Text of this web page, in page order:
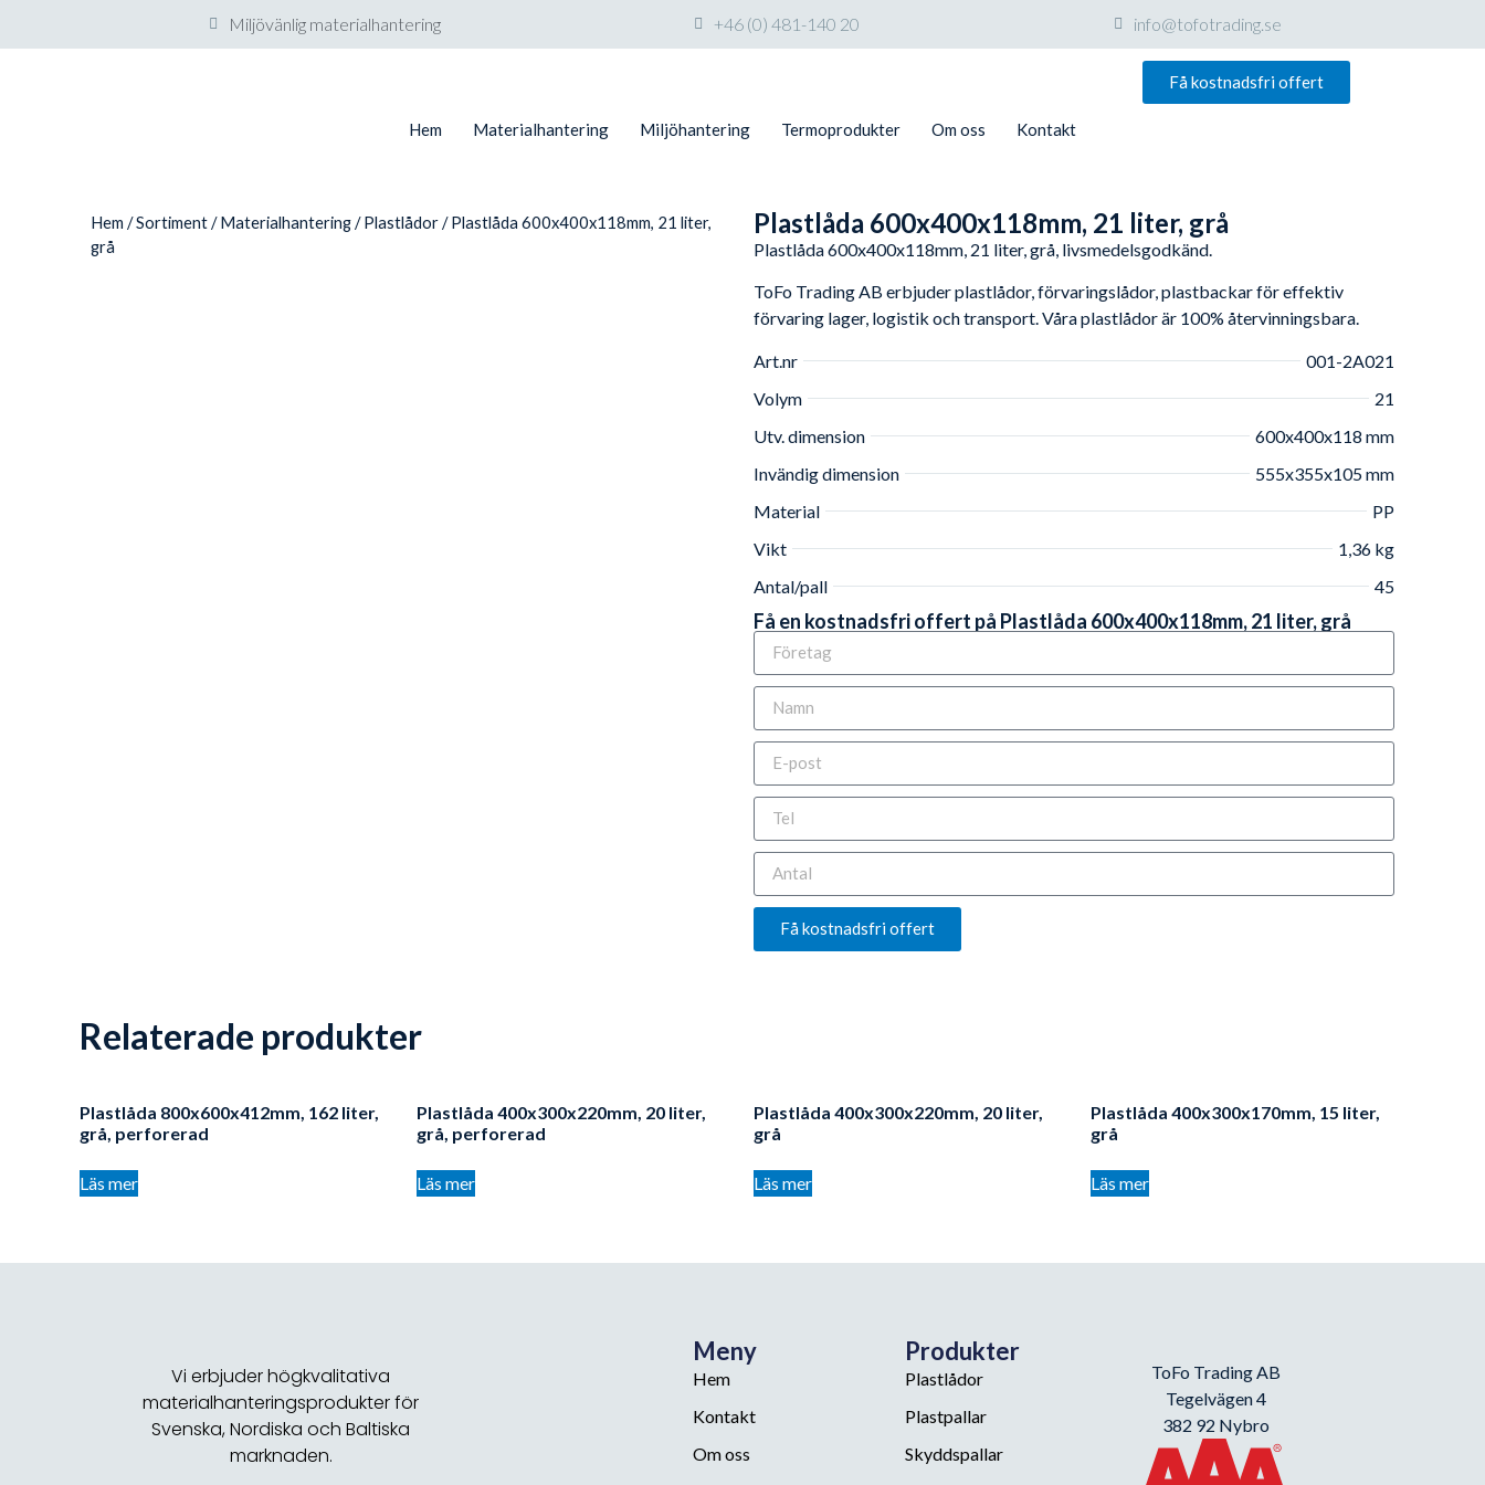
Miljövänlig materialhantering +46 (0) 481-140 20 info@tofotrading.se
Få kostnadsfri offert
Hem Materialhantering Miljöhantering Termoprodukter Om oss Kontakt
Hem /Sortiment/Materialhantering/Plastlådor/ Plastlåda 600x400x118mm, 21 liter,
grå
Plastlåda 600x400x118mm, 21 liter, grå
Plastlåda 600x400x118mm, 21 liter, grå, livsmedelsgodkänd.
ToFo Trading AB erbjuder plastlådor, förvaringslådor, plastbackar för effektiv
förvaring lager, logistik och transport. Våra plastlådor är 100% återvinningsbara.
Art.nr
001-2A021
Volym
21
Utv. dimension
600x400x118 mm
Invändig dimension
555x355x105 mm
Material
PP
Vikt
1,36 kg
Antal/pall
45
Få en kostnadsfri offert på Plastlåda 600x400x118mm, 21 liter, grå
Få kostnadsfri offert
Relaterade produkter
Plastlåda 800x600x412mm, 162 liter,
grå, perforerad
Läs mer
Plastlåda 400x300x220mm, 20 liter,
grå, perforerad
Läs mer
Plastlåda 400x300x220mm, 20 liter,
grå
Läs mer
Plastlåda 400x300x170mm, 15 liter,
grå
Läs mer
Vi erbjuder högkvalitativa
materialhanteringsprodukter för
Svenska, Nordiska och Baltiska
marknaden.
Meny
Hem
Kontakt
Om oss
Produkter
Plastlådor
Plastpallar
Skyddspallar
ToFo Trading AB
Tegelvägen 4
382 92 Nybro